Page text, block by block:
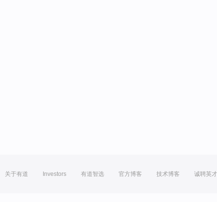
关于有道 Investors 有道智选 官方博客 技术博客 诚聘英才